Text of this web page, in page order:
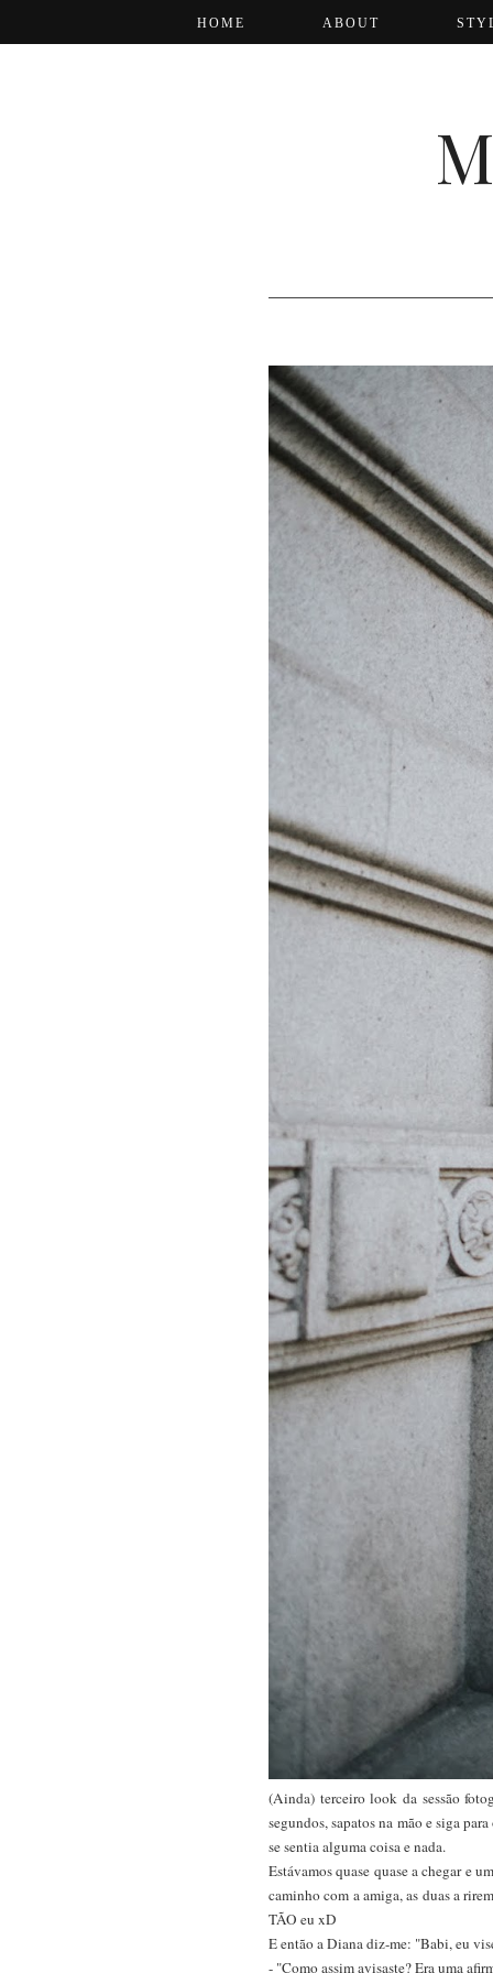
HOME ABOUT
(Ainda) terceiro look da sessão
segundos, sapatos na mão e siga
se sentia alguma coisa e nada.
Estávamos quase quase a chegar e
caminho com a amiga, as duas a
TÃO eu xD
E então a Diana diz-me: "Babi, eu
- "Como assim avisaste? Era uma